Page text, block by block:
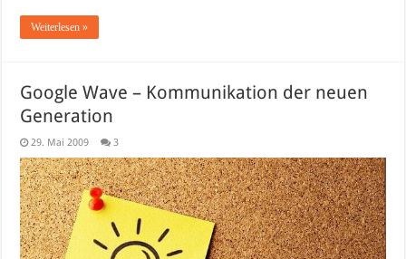
Weiterlesen »
Google Wave – Kommunikation der neuen
Generation
29. Mai 2009 3